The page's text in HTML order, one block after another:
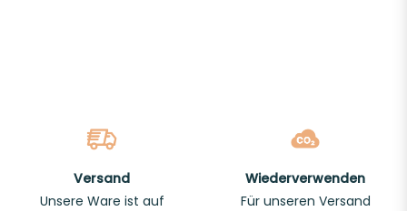
Versand
Unsere Ware ist auf
Wiederverwenden
Für unseren Versand